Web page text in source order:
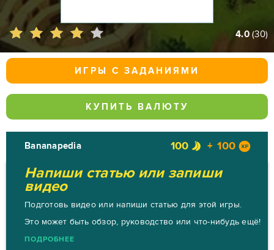
4.0(30)
ИГРЫ С ЗАДАНИЯМИ
КУПИТЬ ВАЛЮТУ
Bananapedia 100 100
Напиши статью или запиши
видео
Подготовь видео или напиши статью для этой игры.
Это может быть обзор, руководство или что-нибудь ещё!
ПОДРОБНЕЕ